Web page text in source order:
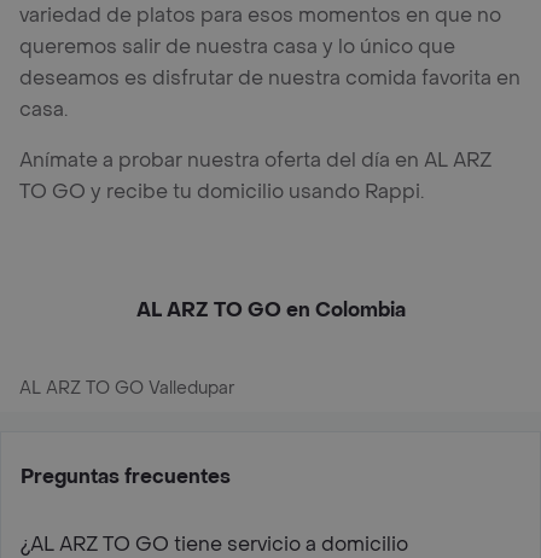
variedad de platos para esos momentos en que no
queremos salir de nuestra casa y lo único que
deseamos es disfrutar de nuestra comida favorita en
casa.
Anímate a probar nuestra oferta del día en AL ARZ
TO GO y recibe tu domicilio usando Rappi.
AL ARZ TO GO en Colombia
AL ARZ TO GO Valledupar
Preguntas frecuentes
¿AL ARZ TO GO tiene servicio a domicilio